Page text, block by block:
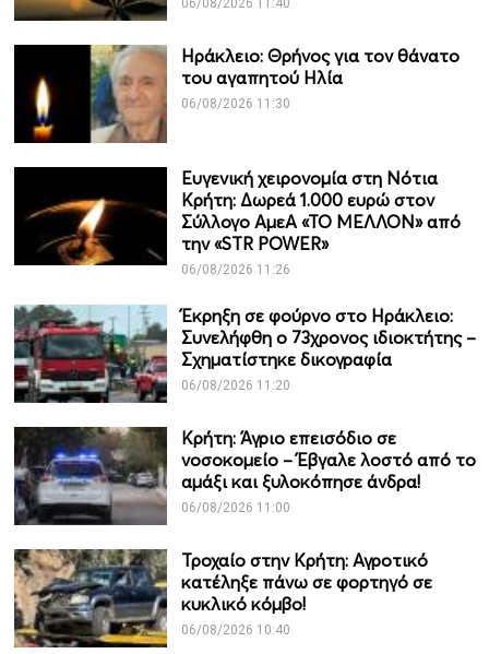
06/08/2026 11:40
Ηράκλειο: Θρήνος για τον θάνατο
του αγαπητού Ηλία
06/08/2026 11:30
Ευγενική χειρονομία στη Νότια
Κρήτη: Δωρεά 1.000 ευρώ στον
Σύλλογο ΑμεΑ «ΤΟ ΜΕΛΛΟΝ» από
την «STR POWER»
06/08/2026 11:26
Έκρηξη σε φούρνο στο Ηράκλειο:
Συνελήφθη ο 73χρονος ιδιοκτήτης –
Σχηματίστηκε δικογραφία
06/08/2026 11:20
Κρήτη: Άγριο επεισόδιο σε
νοσοκομείο – Έβγαλε λοστό από το
αμάξι και ξυλοκόπησε άνδρα!
06/08/2026 11:00
Τροχαίο στην Κρήτη: Αγροτικό
κατέληξε πάνω σε φορτηγό σε
κυκλικό κόμβο!
06/08/2026 10:40